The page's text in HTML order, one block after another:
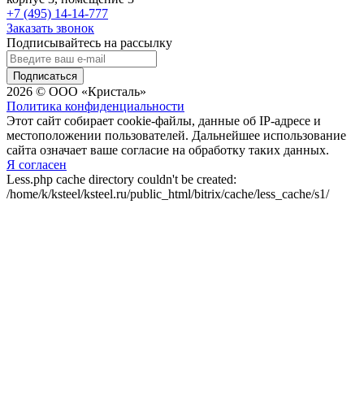
+7 (495) 14-14-777
Заказать звонок
Подписывайтесь на рассылку
Подписаться
2026 © ООО «Кристаль»
Политика конфиденциальности
Этот сайт собирает cookie-файлы, данные об IP-адресе и
местоположении пользователей. Дальнейшее использование
сайта означает ваше согласие на обработку таких данных.
Я согласен
Less.php cache directory couldn't be created:
/home/k/ksteel/ksteel.ru/public_html/bitrix/cache/less_cache/s1/